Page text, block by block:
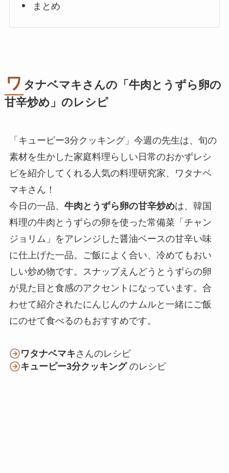
まとめ
ワ タナベマキさんの「 牛肉とうずら卵の
甘辛炒め 」のレシピ
「キューピー3分クッキング」今週の先生は、旬の
素材を生かした家庭料理らしい日常のおかずレシ
ピを紹介してくれる人気の料理研究家、ワタナベ
マキさん！
今日の一品、 牛肉とうずら卵の甘辛炒めは、韓国
料理の牛肉とうずらの卵を使った常備菜「チャン
ジョリム」をアレンジした醤油ベースの甘辛い味
に仕上げた一品。ご飯によく合い、冷めてもおい
しい炒め物です。スナップえんどうとうずらの卵
が見た目と食感のアクセントになっています。合
わせて紹介されたにんじんのナムルと一緒にご飯
にのせて食べるのもおすすめです。
ワタナベマキさんのレシピ
キューピー3分クッキングのレシピ